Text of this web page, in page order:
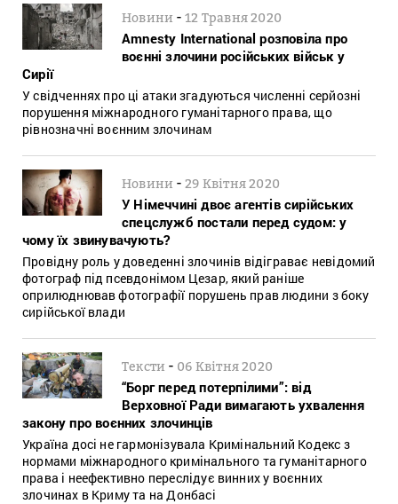
Новини -12 Травня 2020
Amnesty International розповіла про
воєнні злочини російських військ у
Сирії
У свідченнях про ці атаки згадуються численні серйозні
порушення міжнародного гуманітарного права, що
рівнозначні воєнним злочинам
Новини -29 Квітня 2020
У Німеччині двоє агентів сирійських
спецслужб постали перед судом: у
чому їх звинувачують?
Провідну роль у доведенні злочинів відіграває невідомий
фотограф під псевдонімом Цезар, який раніше
оприлюднював фотографії порушень прав людини з боку
сирійської влади
Тексти - 06 Квітня 2020
“Борг перед потерпілими”: від
Верховної Ради вимагають ухвалення
закону про воєнних злочинців
Україна досі не гармонізувала Кримінальний Кодекс з
нормами міжнародного кримінального та гуманітарного
права і неефективно переслідує винних у воєнних
злочинах в Криму та на Донбасі